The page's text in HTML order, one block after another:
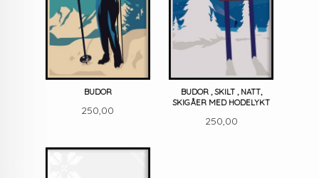
BUDOR
Pris
250,00
BUDOR , SKILT , NATT,
SKIGÅER MED HODELYKT
Pris
250,00